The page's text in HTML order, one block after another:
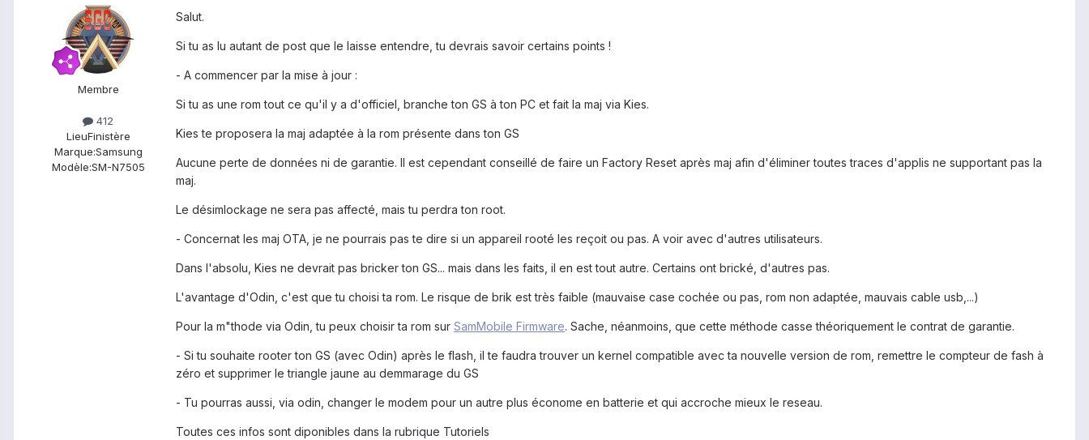
Membre
412
LieuFinistère
Marque:Samsung
Modèle:SM-N7505
Salut.
Si tu as lu autant de post que le laisse entendre, tu devrais savoir certains points !
- A commencer par la mise à jour :
Si tu as une rom tout ce qu'il y a d'officiel, branche ton GS à ton PC et fait la maj via Kies.
Kies te proposera la maj adaptée à la rom présente dans ton GS
Aucune perte de données ni de garantie. Il est cependant conseillé de faire un Factory Reset après maj afin d'éliminer toutes traces d'applis ne supportant pas la
maj.
Le désimlockage ne sera pas affecté, mais tu perdra ton root.
- Concernat les maj OTA, je ne pourrais pas te dire si un appareil rooté les reçoit ou pas. A voir avec d'autres utilisateurs.
Dans l'absolu, Kies ne devrait pas bricker ton GS... mais dans les faits, il en est tout autre. Certains ont brické, d'autres pas.
L'avantage d'Odin, c'est que tu choisi ta rom. Le risque de brik est très faible (mauvaise case cochée ou pas, rom non adaptée, mauvais cable usb,...)
Pour la m"thode via Odin, tu peux choisir ta rom sur SamMobile Firmware. Sache, néanmoins, que cette méthode casse théoriquement le contrat de garantie.
- Si tu souhaite rooter ton GS (avec Odin) après le flash, il te faudra trouver un kernel compatible avec ta nouvelle version de rom, remettre le compteur de fash à
zéro et supprimer le triangle jaune au demmarage du GS
- Tu pourras aussi, via odin, changer le modem pour un autre plus économe en batterie et qui accroche mieux le reseau.
Toutes ces infos sont diponibles dans la rubrique Tutoriels